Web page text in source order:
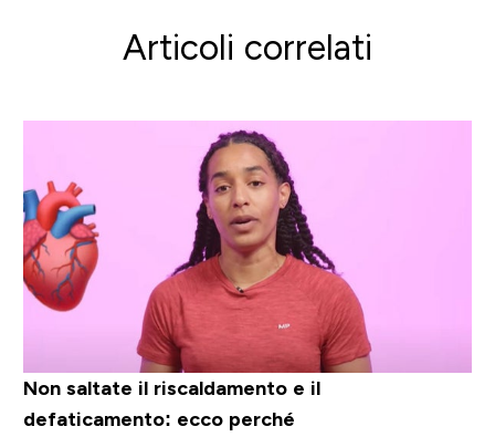
Articoli correlati
Non saltate il riscaldamento e il
defaticamento: ecco perché